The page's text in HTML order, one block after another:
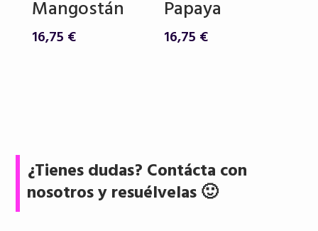
Mangostán
16,75 €
Papaya
16,75 €
¿Tienes dudas? Contácta con
nosotros y resuélvelas 🙂